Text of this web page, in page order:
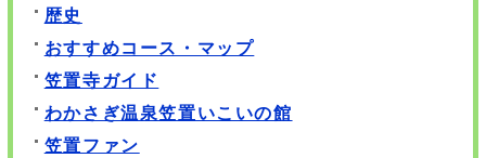
歴史
おすすめコース・マップ
笠置寺ガイド
わかさぎ温泉笠置いこいの館
笠置ファン